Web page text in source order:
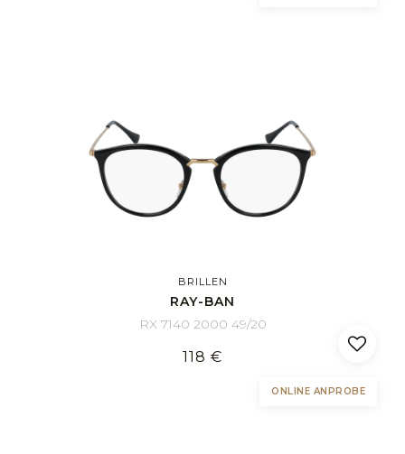
BRILLEN
RAY-BAN
RX 7140 2000 49/20
118 €
ONLINE ANPROBE